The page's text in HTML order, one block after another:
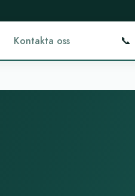
Kontakta oss 📞